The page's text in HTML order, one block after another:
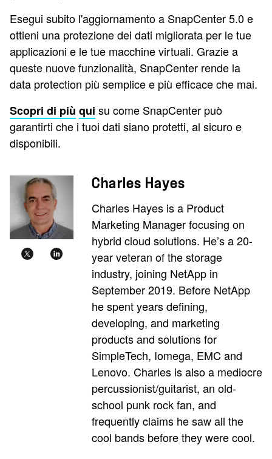
Esegui subito l'aggiornamento a SnapCenter 5.0 e
ottieni una protezione dei dati migliorata per le tue
applicazioni e le tue macchine virtuali. Grazie a
queste nuove funzionalità, SnapCenter rende la
data protection più semplice e più efficace che mai.
Scopri di più qui su come SnapCenter può
garantirti che i tuoi dati siano protetti, al sicuro e
disponibili.
Charles Hayes
Charles Hayes is a Product
Marketing Manager focusing on
hybrid cloud solutions. He’s a 20-
year veteran of the storage
industry, joining NetApp in
September 2019. Before NetApp
he spent years defining,
developing, and marketing
products and solutions for
SimpleTech, Iomega, EMC and
Lenovo. Charles is also a mediocre
percussionist/guitarist, an old-
school punk rock fan, and
frequently claims he saw all the
cool bands before they were cool.